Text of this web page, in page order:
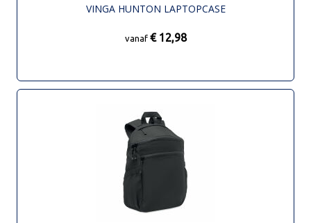
VINGA HUNTON LAPTOPCASE
vanaf € 12,98